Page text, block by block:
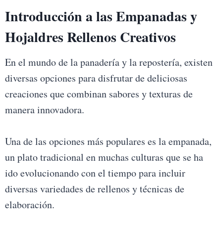
A
pp
bo
ok
gr
a
m
es
t
re
Introducción a las Empanadas y
Hojaldres Rellenos Creativos
En el mundo de la panadería y la repostería, existen
diversas opciones para disfrutar de deliciosas
creaciones que combinan sabores y texturas de
manera innovadora.
Una de las opciones más populares es la empanada,
un plato tradicional en muchas culturas que se ha
ido evolucionando con el tiempo para incluir
diversas variedades de rellenos y técnicas de
elaboración.